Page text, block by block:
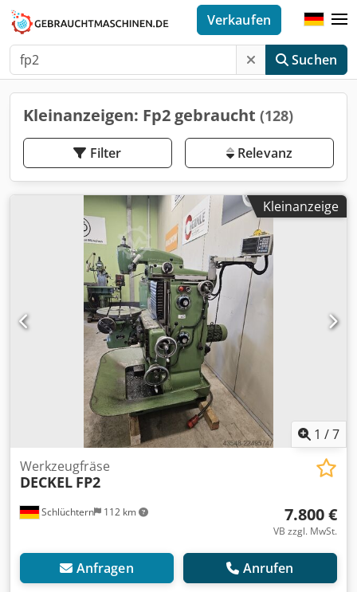
Suchen
Verkaufen
Kleinanzeigen: Fp2 gebraucht (128)
Filter Relevanz
Kleinanzeige
1 /7
Schlüchtern 112 km
Werkzeugfräse
DECKEL FP2
7.800 €
VB zzgl. MwSt.
Anfragen Anrufen